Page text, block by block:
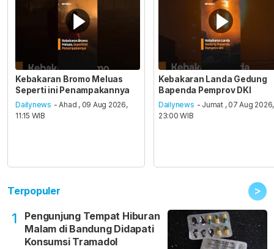
Kebakaran Bromo Meluas
Seperti ini Penampakannya
Dailynews - Ahad , 09 Aug 2026,
11:15 WIB
Kebakaran Landa Gedung
Bapenda Pemprov DKI
Dailynews - Jumat , 07 Aug 2026,
23:00 WIB
Terpopuler >
1
Pengunjung Tempat Hiburan
Malam di Bandung Didapati
Konsumsi Tramadol